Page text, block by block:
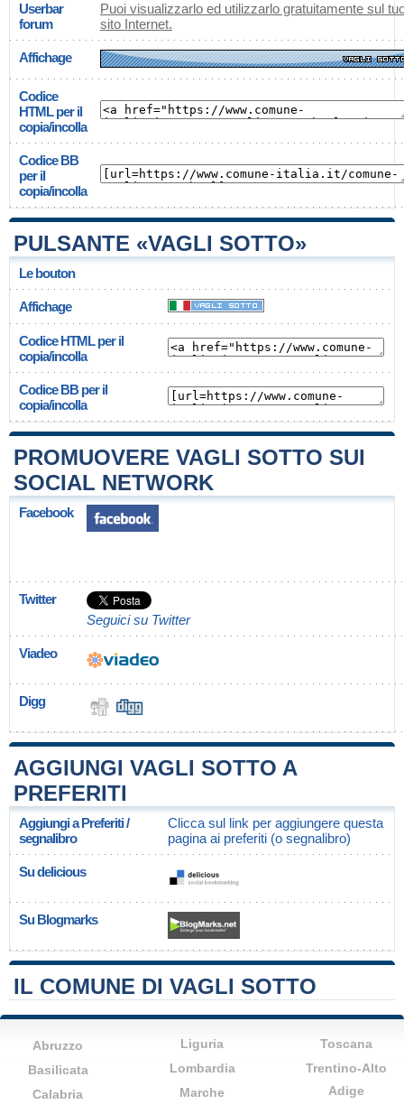
Userbar
forum
Puoi visualizzarlo ed utilizzarlo gratuitamente sul
sito Internet.
Affichage
Codice
HTML per il
copia/incolla
Codice BB
per il
copia/incolla
PULSANTE «VAGLI SOTTO»
Le bouton
Affichage
Codice HTML per il
copia/incolla
Codice BB per il
copia/incolla
PROMUOVERE VAGLI SOTTO SUI
SOCIAL NETWORK
Facebook
Twitter
Seguici su Twitter
Viadeo
Digg
AGGIUNGI VAGLI SOTTO A
PREFERITI
Aggiungi a Preferiti /
segnalibro
Clicca sul link per aggiungere questa
pagina ai preferiti (o segnalibro)
Su delicious
Su Blogmarks
IL COMUNE DI VAGLI SOTTO
Abruzzo
Basilicata
Calabria
Liguria
Lombardia
Marche
Toscana
Trentino-Alto
Adige